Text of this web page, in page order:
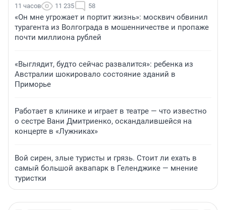
11 часов 11 235 58
«Он мне угрожает и портит жизнь»: москвич обвинил
турагента из Волгограда в мошенничестве и пропаже
почти миллиона рублей
«Выглядит, будто сейчас развалится»: ребенка из
Австралии шокировало состояние зданий в
Приморье
Работает в клинике и играет в театре — что известно
о сестре Вани Дмитриенко, оскандалившейся на
концерте в «Лужниках»
Вой сирен, злые туристы и грязь. Стоит ли ехать в
самый большой аквапарк в Геленджике — мнение
туристки